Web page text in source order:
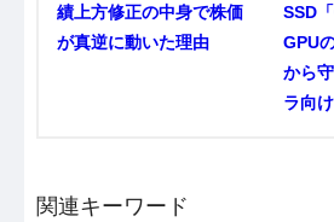
績上方修正の中身で株価
が真逆に動いた理由
SSD
GPU
から
ラ向け
関連キーワード